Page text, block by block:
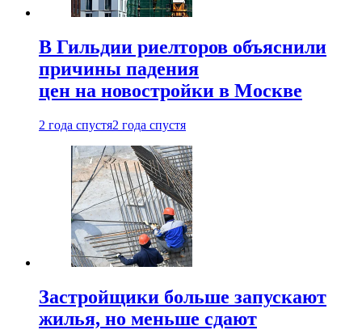
В Гильдии риелторов объяснили
причины падения
цен на новостройки в Москве
2 года спустя2 года спустя
Застройщики больше запускают
жилья, но меньше сдают